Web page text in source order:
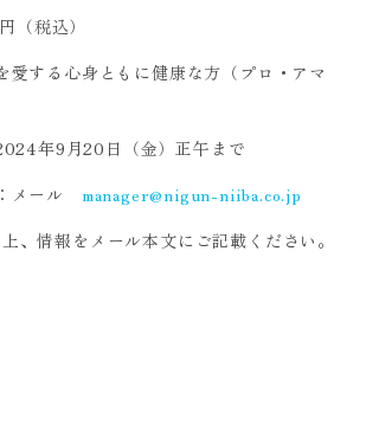
（税込）
愛する心身ともに健康な方（プロ・アマ
年9月20日（金）正午まで
メール manager@nigun-niiba.co.jp
、情報をメール本文にご記載ください。